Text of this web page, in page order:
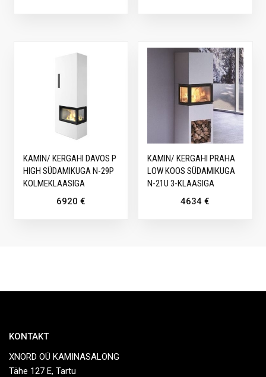
KAMIN/ KERGAHI DAVOS P
HIGH SÜDAMIKUGA N-29P
KOLMEKLAASIGA
6920 €
KAMIN/ KERGAHI PRAHA
LOW KOOS SÜDAMIKUGA
N-21U 3-KLAASIGA
4634€
KONTAKT
XNORD OÜ KAMINASALONG
Tähe 127 E, Tartu